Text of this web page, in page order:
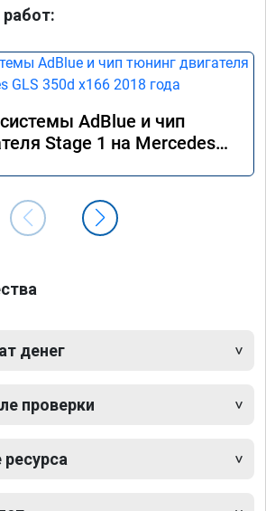
AdBlue и чип
Stage 1 на Mercedes
денег
проверки